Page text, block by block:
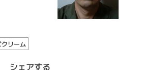
リーム
シェアする